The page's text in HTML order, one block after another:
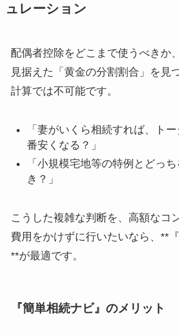
ュレーション
配偶者控除をどこまで使うべきか
見据えた「黄金の分割割合」を見
計算では不可能です。
「妻がいくら相続すれば、ト
番安くなる？」
「小規模宅地等の特例とどっ
き？」
こうした複雑な判断を、高額なコ
費用をかけずに行いたいなら、**
**が最適です。
『簡単相続ナビ』のメリット